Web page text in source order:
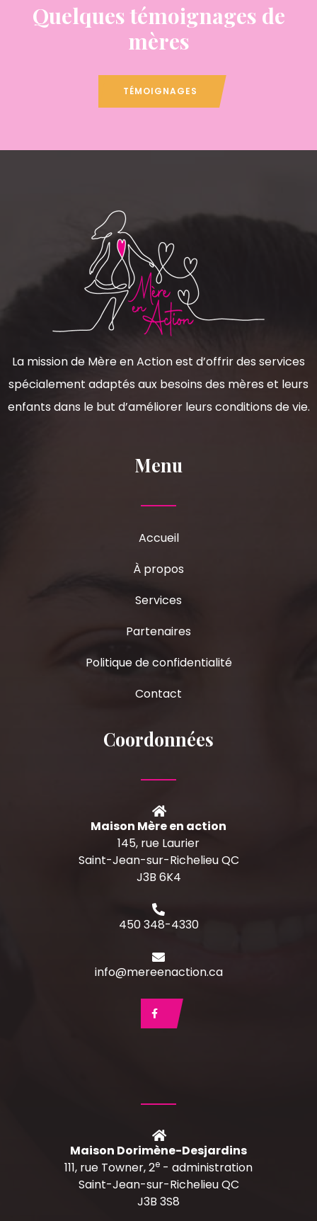
Quelques témoignages de
mères
TÉMOIGNAGES
La mission de Mère en Action est d’offrir des services
spécialement adaptés aux besoins des mères et leurs
enfants dans le but d’améliorer leurs conditions de vie.
Menu
Accueil
À propos
Services
Partenaires
Politique de confidentialité
Contact
Coordonnées
Maison Mère en action
145, rue Laurier
Saint-Jean-sur-Richelieu QC
J3B 6K4
450 348-4330
info@mereenaction.ca
Maison Dorimène-Desjardins
111, rue Towner, 2e - administration
Saint-Jean-sur-Richelieu QC
J3B 3S8